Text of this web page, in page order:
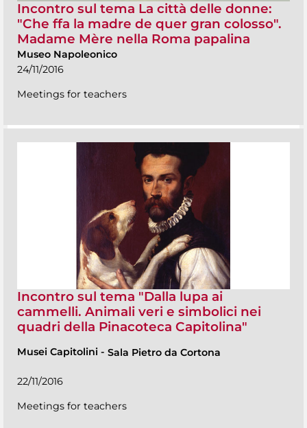
Incontro sul tema La città delle donne:
"Che ffa la madre de quer gran colosso".
Madame Mère nella Roma papalina
Museo Napoleonico
24/11/2016
Meetings for teachers
Incontro sul tema "Dalla lupa ai
cammelli. Animali veri e simbolici nei
quadri della Pinacoteca Capitolina"
Musei Capitolini - Sala Pietro da Cortona
22/11/2016
Meetings for teachers